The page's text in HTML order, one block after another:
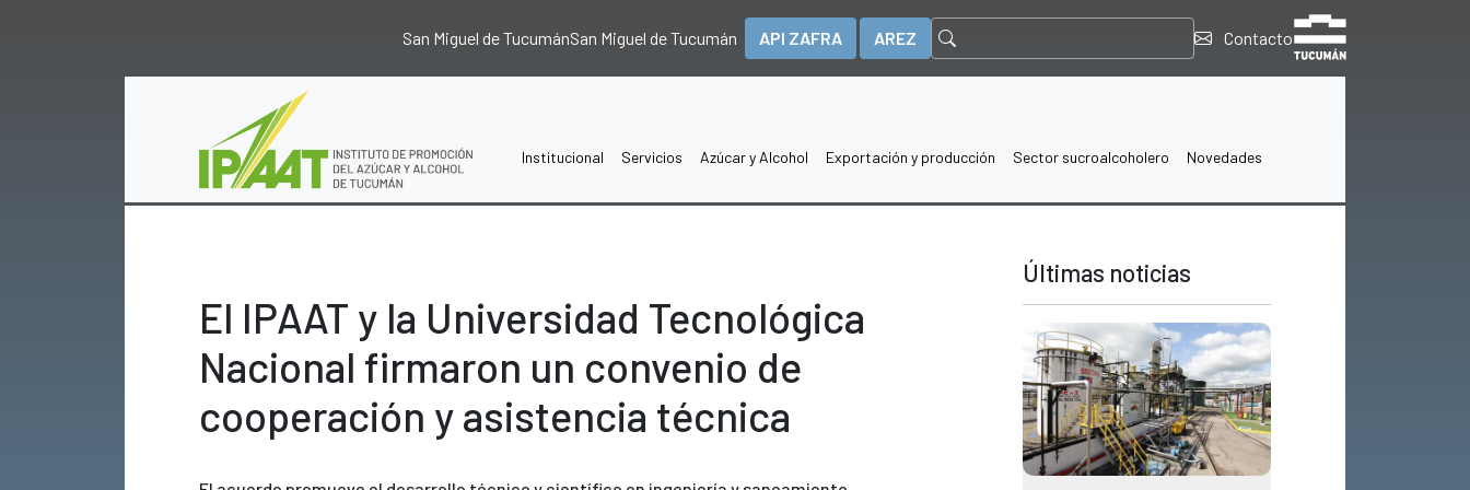
San Miguel de TucumánSan Miguel de Tucumán API ZAFRA AREZ Contacto
Institucional Servicios Azúcar y Alcohol Exportación y producción Sector sucroalcoholero Novedades
El IPAAT y la Universidad Tecnológica
Nacional firmaron un convenio de
cooperación y asistencia técnica
Últimas noticias